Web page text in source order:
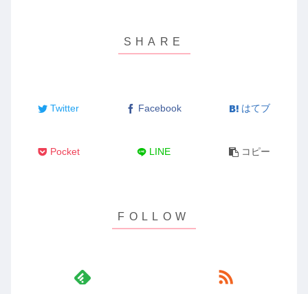
Twitter Facebook はてブ
Pocket LINE コピー